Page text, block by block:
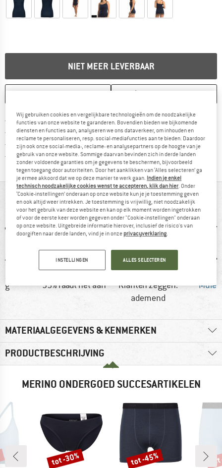
NIET MEER LEVERBAAR
Gratis verzending vanaf € 69 (NL)Vind hier de
100 dagen bedenktijdVind de betalingsinformatie hier!
> 4.000.000 tevreden klanten
Alle artikelen in voorraad
IN EEN OOGOPSLAG
g 95% raadt het aan
Klanten zeggen:
ademend
MATERIAALGEGEVENS & KENMERKEN
PRODUCTBESCHRIJVING
MERINO ONDERGOED SUCCESARTIKELEN
Korting
tot -30% Korting
tot -45%
Wij gebruiken cookies en vergelijkbare technologieën om de noodzakelijke
functies van onze website te garanderen. Bovendien bieden we bijkomende
diensten en functies aan, analyseren we ons dataverkeer, om inhouden en
reclame te personaliseren, resp. social-mediafuncties aan te bieden. Daardoor
zijn ook onze social-media-, reclame- en analysepartners op de hoogte van je
gebruik van onze website. Sommige daarvan bevinden zich in derde landen
zonder voldoende garanties om je gegevens te beschermen, bijvoorbeeld
tegen toegang door autoriteiten. Door het aanklikken van ‘Alles selecteren’ ga
je ermee akkoord dat we op deze manier te werk gaan. Indien je enkel
technisch noodzakelijke cookies wenst te accepteren, klik dan hier. Onder
‘Cookie-instellingen’ onderaan op onze website kun je je toestemming geven
en ook altijd weer intrekken. Je toestemming is vrijwillig, niet noodzakelijk
voor het gebruik van deze website en kan op elk moment worden ingetrokken
of voor de eerste keer worden gegeven onder "Cookie-instellingen" onderaan
op onze website. Uitgebreide informatie hierover, inclusief de risico's van
doorgiften naar derde landen, vind je in onze privacyverklaring.
INSTELLINGEN ALLES SELECTEREN